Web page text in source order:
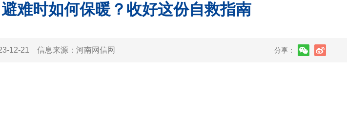
难时如何保暖？收好这份自救指南
12-21 信息来源： 河南网信网 分享：